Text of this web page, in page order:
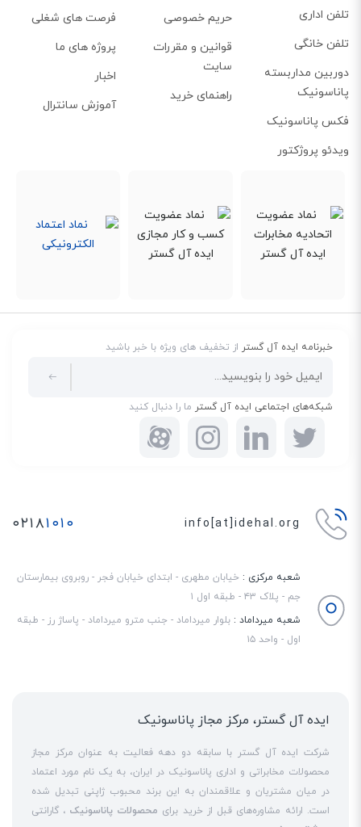
قابلیت استفاده در صورت نبود برق
این قابلیت در موقعی که برق قطع شما می‌شود کارایی خود را نشان می‌دهد. به
صورتی که باید تلفن بیسیم را روی پایه گذاشته و با استفاده از اسپیکر مکالمه
تلفن اداری
تلفن خانگی
دوربین مداربسته
پاناسونیک
فکس پاناسونیک
ویدئو پروژکتور
حریم خصوصی
قوانین و مقررات
سایت
راهنمای خرید
فرصت های شغلی
پروژه های ما
اخبار
آموزش سانترال
خبرنامه ایده آل گستراز تخفیف های ویژه با خبر باشید
شبکه‌های اجتماعی ایده آل گسترما را دنبال کنید
info[at]idehal.org ۰۲۱۸۱۰۱۰
شعبه مرکزی : خیابان مطهری - ابتدای خیابان فجر - روبروی بیمارستان
جم - پلاک ۴۳ - طبقه اول ۱
شعبه میرداماد : بلوار میرداماد - جنب مترو میرداماد - پاساژ رز - طبقه
اول - واحد ۱۵
ایده آل گستر، مرکز مجاز پاناسونیک
شرکت ایده آل گستر با سابقه دو دهه فعالیت به عنوان مرکز مجاز
محصولات مخابراتی و اداری پاناسونیک در ایران، به یک نام مورد اعتماد
در میان مشتریان و علاقمندان به این برند محبوب ژاپنی تبدیل شده
است. ارائه مشاوره‌های قبل از خرید برایمحصولات پاناسونیک، گارانتی